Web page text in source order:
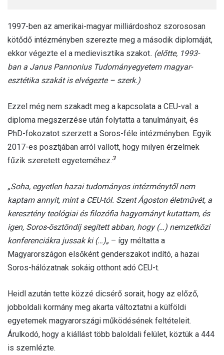
1997-ben az amerikai-magyar milliárdoshoz szorososan
kötődő intézményben szerezte meg a második diplomáját,
ekkor végezte el a medievisztika szakot. (előtte, 1993-
ban a Janus Pannonius Tudományegyetem magyar-
esztétika szakát is elvégezte – szerk.)
Ezzel még nem szakadt meg a kapcsolata a CEU-val: a
diploma megszerzése után folytatta a tanulmányait, és
PhD-fokozatot szerzett a Soros-féle intézményben. Egyik
2017-es posztjában arról vallott, hogy milyen érzelmek
fűzik szeretett egyeteméhez.3
„Soha, egyetlen hazai tudományos intézménytől nem
kaptam annyit, mint a CEU-tól. Szent Ágoston életművét, a
keresztény teológiai és filozófia hagyományt kutattam, és
igen, Soros-ösztöndíj segített abban, hogy(…) nemzetközi
konferenciákra jussak ki(…)„ – így méltatta a
Magyarországon elsőként genderszakot indító, a hazai
Soros-hálózatnak sokáig otthont adó CEU-t.
Heidl azután tette közzé dicsérő sorait, hogy az előző,
jobboldali kormány meg akarta változtatni a külföldi
egyetemek magyarországi működésének feltételeit.
Árulkodó, hogy a kiállást több baloldali felület, köztük a 444
is szemlézte.